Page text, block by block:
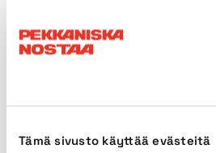
Tämä sivusto käyttää evästeitä